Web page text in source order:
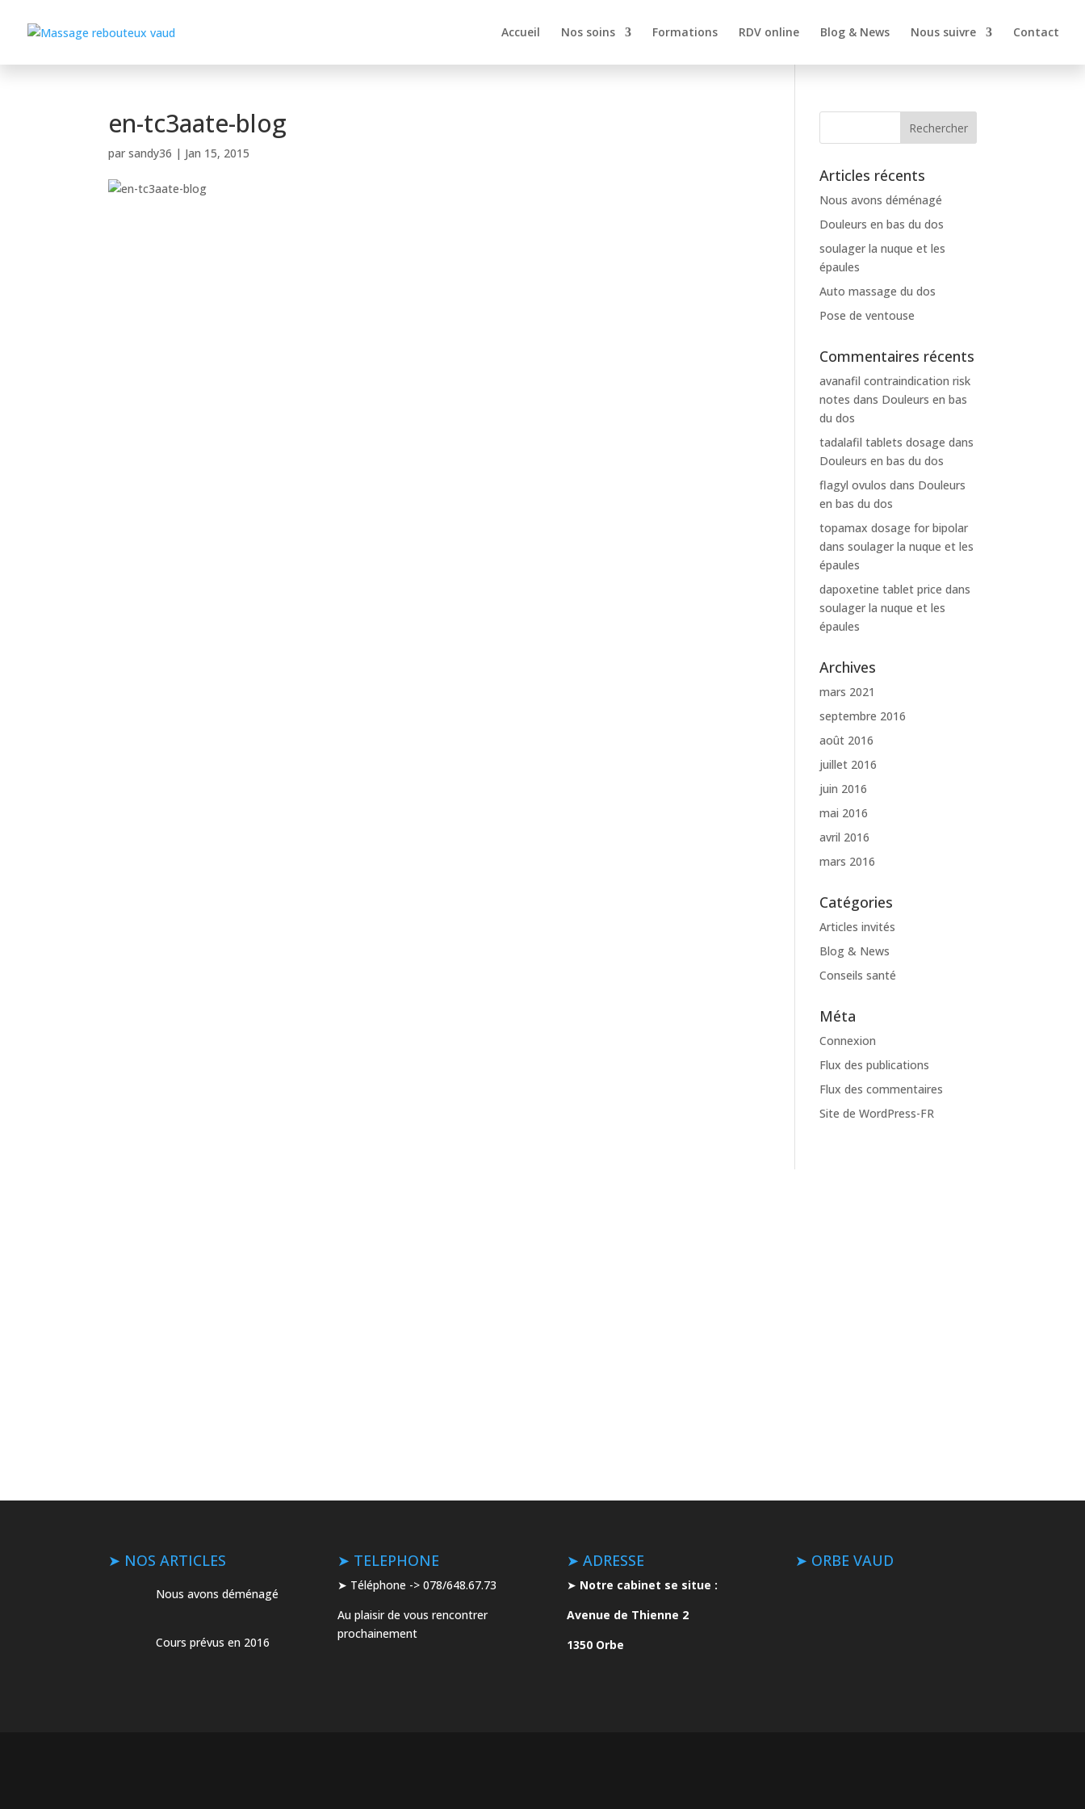
Accueil Nos soins Formations RDV online Blog & News Nous suivre Contact
en-tc3aate-blog
parsandy36 | Jan 15, 2015
Articles récents
Nous avons déménagé
Douleurs en bas du dos
soulager la nuque et les
épaules
Auto massage du dos
Pose de ventouse
Commentaires récents
avanafil contraindication risk
notes dans Douleurs en bas
du dos
tadalafil tablets dosage dans
Douleurs en bas du dos
flagyl ovulos dans Douleurs
en bas du dos
topamax dosage for bipolar
danssoulager la nuque et les
épaules
dapoxetine tablet price dans
soulager la nuque et les
épaules
Archives
mars 2021
septembre 2016
août 2016
juillet 2016
juin 2016
mai 2016
avril 2016
mars 2016
Catégories
Articles invités
Blog & News
Conseils santé
Méta
Connexion
Flux des publications
Flux des commentaires
Site de WordPress-FR
➤ NOS ARTICLES
Nous avons déménagé
Cours prévus en 2016
➤ TELEPHONE
➤ Téléphone -> 078/648.67.73
Au plaisir de vous rencontrer
prochainement
➤ ADRESSE
➤ Notre cabinet se situe :
Avenue de Thienne 2
1350 Orbe
➤ ORBE VAUD